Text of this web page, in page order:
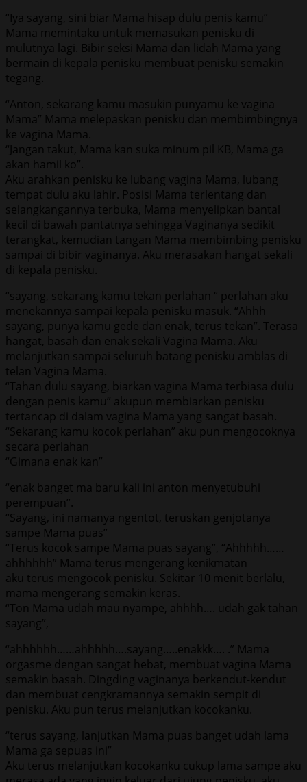
“Iya sayang, sini biar Mama hisap dulu penis kamu”
Mama memintaku untuk memasukan penisku di
mulutnya lagi. Bibir seksi Mama dan lidah Mama yang
bermain di kepala penisku membuat penisku semakin
tegang.
“Anton, sekarang kamu masukin punyamu ke vagina
Mama” Mama melepaskan penisku dan membimbingnya
ke vagina Mama.
“Jangan takut, Mama kan suka minum pil KB, Mama ga
akan hamil ko”.
Aku arahkan penisku ke lubang vagina Mama, lubang
tempat dulu aku lahir. Posisi Mama terlentang dan
selangkangannya terbuka, Mama menyelipkan bantal
kecil di bawah pantatnya sehingga Vaginanya sedikit
terangkat, kemudian tangan Mama membimbing penisku
sampai di bibir vaginanya. Aku merasakan hangat sekali
di kepala penisku.
“sayang, sekarang kamu tekan perlahan “ perlahan aku
menekannya sampai kepala penisku masuk. “Ahhh
sayang, punya kamu gede dan enak, terus tekan”. Terasa
hangat, basah dan enak sekali Vagina Mama. Aku
melanjutkan sampai seluruh batang penisku amblas di
telan Vagina Mama.
“Tahan dulu sayang, biarkan vagina Mama terbiasa dulu
dengan penis kamu” akupun membiarkan penisku
tertancap di dalam vagina Mama yang sangat basah.
“Sekarang kamu kocok perlahan” aku pun mengocoknya
secara perlahan
“Gimana enak kan”
“enak banget ma baru kali ini anton menyetubuhi
perempuan”.
“Sayang, ini namanya ngentot, teruskan genjotanya
sampe Mama puas”
“Terus kocok sampe Mama puas sayang”, “Ahhhhh……
ahhhhhh” Mama terus mengerang kenikmatan
aku terus mengocok penisku. Sekitar 10 menit berlalu,
mama mengerang semakin keras.
“Ton Mama udah mau nyampe, ahhhh…. udah gak tahan
sayang”,
“ahhhhhh……ahhhhh….sayang…..enakkk…. .” Mama
orgasme dengan sangat hebat, membuat vagina Mama
semakin basah. Dingding vaginanya berkendut-kendut
dan membuat cengkramannya semakin sempit di
penisku. Aku pun terus melanjutkan kocokanku.
“terus sayang, lanjutkan Mama puas banget udah lama
Mama ga sepuas ini”
Aku terus melanjutkan kocokanku cukup lama sampe aku